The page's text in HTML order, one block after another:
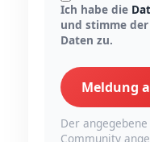
Ich habe die
und stimme
Daten zu.
Meldung
Der
Community